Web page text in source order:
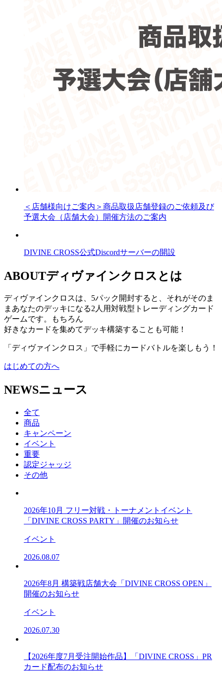
＜店舗様向けご案内＞商品取扱店舗登録のご依頼及び
予選大会（店舗大会）開催方法のご案内
DIVINE CROSS公式Discordサーバーの開設
ABOUTディヴァインクロスとは
ディヴァインクロスは、 5パック開封すると、それがそのま
まあなたのデッキになる2人用対戦型トレーディングカード
ゲームです。もちろん
好きなカードを集めてデッキ構築することも可能！
「ディヴァインクロス」で手軽にカードバトルを楽しもう！
はじめての方へ
NEWSニュース
全て
商品
キャンペーン
イベント
重要
認定ジャッジ
その他
2026年10月 フリー対戦・トーナメントイベント
「DIVINE CROSS PARTY」開催のお知らせ
イベント
2026.08.07
2026年8月 構築戦店舗大会「DIVINE CROSS OPEN」
開催のお知らせ
イベント
2026.07.30
【2026年度7月受注開始作品】「DIVINE CROSS」PR
カード配布のお知らせ